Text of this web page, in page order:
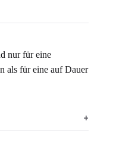
nur für eine
als für eine auf Dauer